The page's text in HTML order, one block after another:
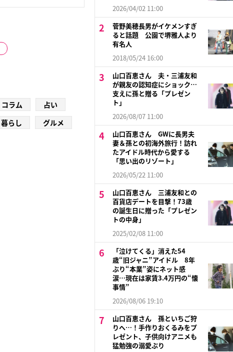
コラム
占い
暮らし グルメ
2026/04/02 11:00
菅野美穂長男がイケメンすぎ
ると話題 公園で堺雅人より
有名人
2018/05/24 16:00
山口百恵さん 夫・三浦友和
が親友の認知症にショック…
支えに孫と贈る「プレゼン
ト」
2026/08/07 11:00
山口百恵さん GWに長男夫
妻＆孫との初海外旅行！訪れ
たアイドル時代から愛する
「思い出のリゾート」
2026/05/22 11:00
山口百恵さん 三浦友和との
百貨店デートを目撃！73歳
の誕生日に贈った「プレゼン
トの中身」
2025/02/08 11:00
「泣けてくる」消えた54
歳“旧ジャニ”アイドル 8年
ぶり“本業”姿にネット感
涙…現在は家賃3.4万円の“懐
事情”
2026/08/06 19:10
山口百恵さん 孫といちご狩
りへ…！手作りおくるみをプ
レゼント、子供向けアニメも
猛勉強の溺愛ぶり